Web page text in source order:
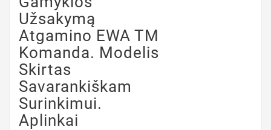
Užsakymą
Atgamino EWA TM
Komanda. Modelis
Skirtas
Savarankiškam
Surinkimui.
Aplinkai